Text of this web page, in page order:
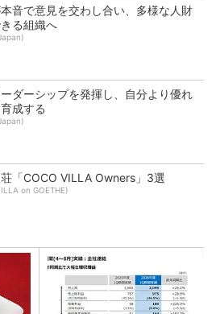
音で意見を交わし合い、多様な人財
る組織へ
ダーシップを発揮し、自分より優れ
成する
「COCO VILLA Owners」3選
on GOETHE)